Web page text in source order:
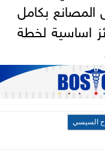
المصانع بكامل
اساسية لخطة
السيسي